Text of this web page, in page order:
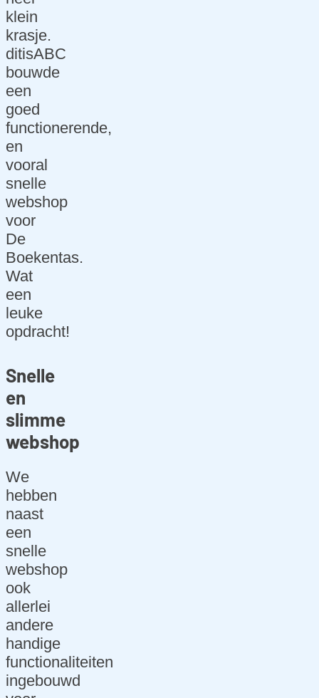
Over
Ref
ere
ntie
Blo
diti
s.T
EA
M
Vac
atu
res
tact
klein
krasje.
ditisABC
bouwde
een
goed
functionerende,
en
vooral
snelle
webshop
voor
De
Boekentas.
Wat
een
leuke
opdracht!
Snelle
en
slimme
webshop
We
hebben
naast
een
snelle
webshop
ook
allerlei
andere
handige
functionaliteiten
ingebouwd